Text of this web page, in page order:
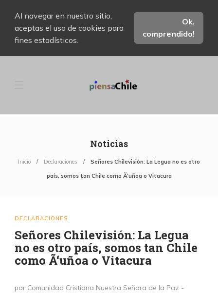
Al navegar en nuestro sitio,
aceptas el uso de cookies para
fines estadísticos.
Ok,
comprendido!
Noticias
Inicio Declaraciones Señores Chilevisión: La Legua no es otro
país, somos tan Chile como Ã‘uñoa o Vitacura
DECLARACIONES
Señores Chilevisión: La Legua
no es otro país, somos tan Chile
como Ã‘uñoa o Vitacura
por Comunidad Cristiana Nuestra Señora de la Paz -